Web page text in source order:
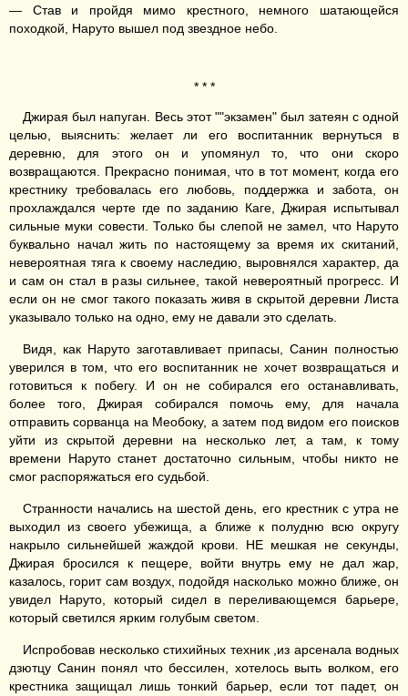
— Став и пройдя мимо крестного, немного шатающейся
походкой, Наруто вышел под звездное небо.
* * *
Джирая был напуган. Весь этот ""экзамен" был затеян с одной
целью, выяснить: желает ли его воспитанник вернуться в
деревню, для этого он и упомянул то, что они скоро
возвращаются. Прекрасно понимая, что в тот момент, когда его
крестнику требовалась его любовь, поддержка и забота, он
прохлаждался черте где по заданию Каге, Джирая испытывал
сильные муки совести. Только бы слепой не замел, что Наруто
буквально начал жить по настоящему за время их скитаний,
невероятная тяга к своему наследию, выровнялся характер, да
и сам он стал в разы сильнее, такой невероятный прогресс. И
если он не смог такого показать живя в скрытой деревни Листа
указывало только на одно, ему не давали это сделать.
Видя, как Наруто заготавливает припасы, Санин полностью
уверился в том, что его воспитанник не хочет возвращаться и
готовиться к побегу. И он не собирался его останавливать,
более того, Джирая собирался помочь ему, для начала
отправить сорванца на Меобоку, а затем под видом его поисков
уйти из скрытой деревни на несколько лет, а там, к тому
времени Наруто станет достаточно сильным, чтобы никто не
смог распоряжаться его судьбой.
Странности начались на шестой день, его крестник с утра не
выходил из своего убежища, а ближе к полудню всю округу
накрыло сильнейшей жаждой крови. НЕ мешкая не секунды,
Джирая бросился к пещере, войти внутрь ему не дал жар,
казалось, горит сам воздух, подойдя насколько можно ближе, он
увидел Наруто, который сидел в переливающемся барьере,
который светился ярким голубым светом.
Испробовав несколько стихийных техник ,из арсенала водных
дзютцу Санин понял что бессилен, хотелось выть волком, его
крестника защищал лишь тонкий барьер, если тот падет, он